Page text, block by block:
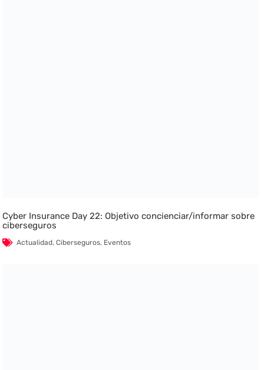
Cyber Insurance Day 22: Objetivo concienciar/informar sobre
ciberseguros
Actualidad,Ciberseguros, Eventos